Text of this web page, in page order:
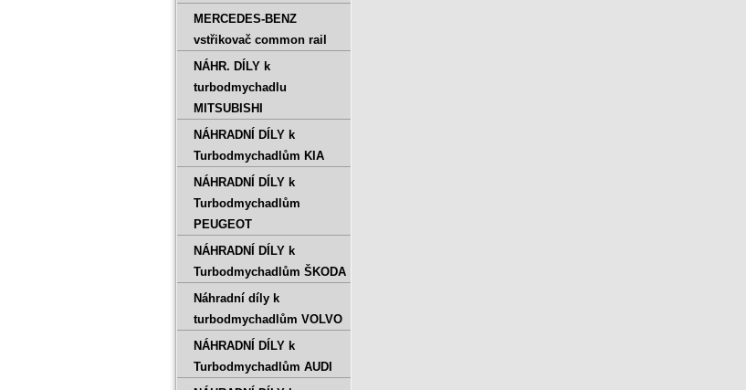
MERCEDES-BENZ
vstřikovač common rail
NÁHR. DÍLY k
turbodmychadlu
MITSUBISHI
NÁHRADNÍ DÍLY k
Turbodmychadlům KIA
NÁHRADNÍ DÍLY k
Turbodmychadlům
PEUGEOT
NÁHRADNÍ DÍLY k
Turbodmychadlům ŠKODA
Náhradní díly k
turbodmychadlům VOLVO
NÁHRADNÍ DÍLY k
Turbodmychadlům AUDI